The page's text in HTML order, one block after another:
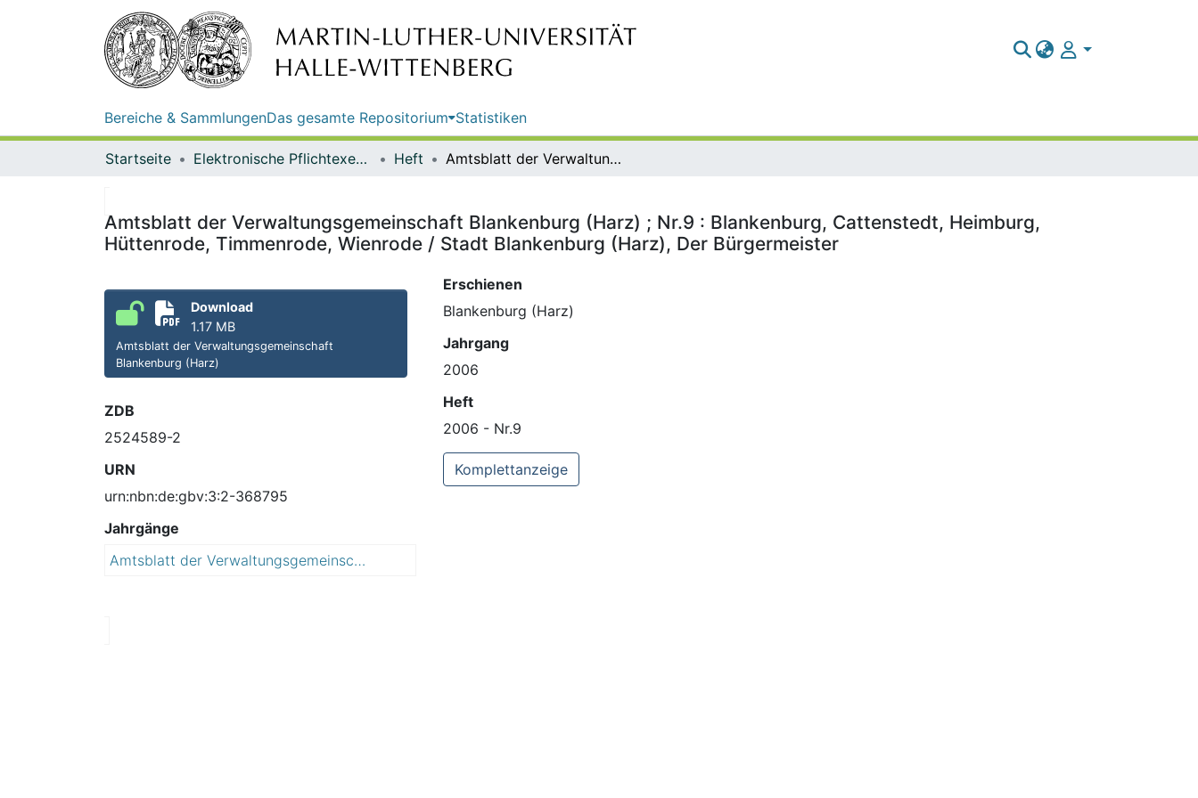
Bereiche & SammlungenDas gesamte Repositorium Statistiken
Startseite Elektronische Pflichtexemplare Heft Amtsblatt der Verwaltungsgemeinschaft Blankenburg (Harz) ; Nr.9 : Blankenburg, Cattenstedt, Heimburg, Hüttenrode, Timmenrode, Wienrode / Stadt Blankenburg (Harz), Der Bürgermeister
Amtsblatt der Verwaltungsgemeinschaft Blankenburg (Harz) ; Nr.9 : Blankenburg, Cattenstedt, Heimburg,
Hüttenrode, Timmenrode, Wienrode / Stadt Blankenburg (Harz), Der Bürgermeister
Download
1.17 MB
Amtsblatt der Verwaltungsgemeinschaft
Blankenburg (Harz)
ZDB
2524589-2
URN
urn:nbn:de:gbv:3:2-368795
Jahrgänge
Amtsblatt der Verwaltungsgemeinschaft Blankenburg (Harz) : Blankenburg, Cattenstedt, Heimburg, Hüttenrode, Timmenrode, Wienrode
Erschienen
Blankenburg (Harz)
Jahrgang
2006
Heft
2006 - Nr.9
Komplettanzeige